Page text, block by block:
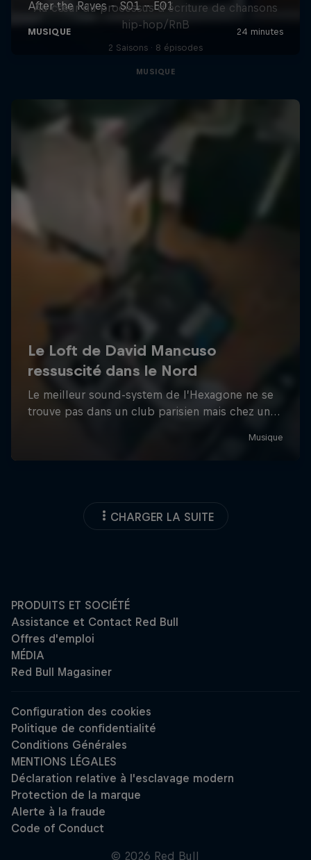
Au cœur du processus d’écriture de chansons
hip-hop/RnB
2 Saisons · 8 épisodes
MUSIQUE
CHARGER LA SUITE